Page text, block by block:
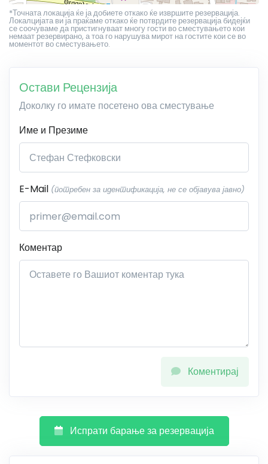
*Точната локација ќе ја добиете откако ќе извршите резервација.
Локалцијата ви ја праќаме откако ќе потврдите резервација бидејќи
се соочуваме да пристигнуваат многу гости во сместувањето кои
немаат резервирано, а тоа го нарушува мирот на гостите кои се во
моментот во сместувањето.
Остави Рецензија
Доколку го имате посетено ова сместување
Име и Презиме
E-Mail (потребен за идентификација, не се објавува јавно)
Коментар
Коментирај
Испрати барање за резервација